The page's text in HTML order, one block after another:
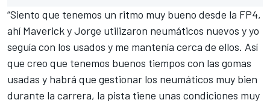
“Siento que tenemos un ritmo muy bueno desde la FP4,
ahí Maverick y Jorge utilizaron neumáticos nuevos y yo
seguía con los usados y me mantenía cerca de ellos. Así
que creo que tenemos buenos tiempos con las gomas
usadas y habrá que gestionar los neumáticos muy bien
durante la carrera, la pista tiene unas condiciones muy